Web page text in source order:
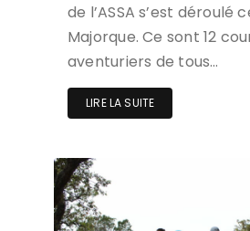
de l’ASSA s’est déroulé
Majorque. Ce sont 12
aventuriers de tous…
LIRE LA SUITE